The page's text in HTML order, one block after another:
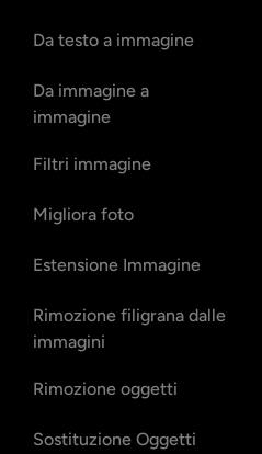
Da testo a immagine
Da immagine a
immagine
Filtri immagine
Migliora foto
Estensione Immagine
Rimozione filigrana dalle
immagini
Rimozione oggetti
Sostituzione Oggetti